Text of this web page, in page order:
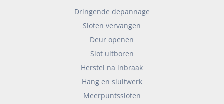
Dringende depannage
Sloten vervangen
Deur openen
Slot uitboren
Herstel na inbraak
Hang en sluitwerk
Meerpuntssloten